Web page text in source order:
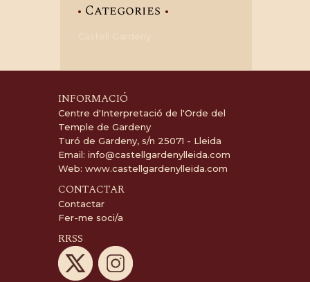
Categories
INFORMACIÓ
Centre d'Interpretació de l'Orde del
Temple de Gardeny
Turó de Gardeny, s/n 25071 - Lleida
Email: info@castellgardenylleida.com
Web: www.castellgardenylleida.com
CONTACTAR
Contactar
Fer-me soci/a
RRSS